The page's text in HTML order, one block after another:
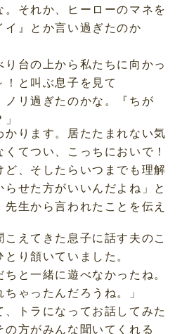
。それか、ヒーローのマネを
イ』とか言い過ぎたのか
台の上から私たちに向かっ
と叫ぶ息子を見て
ノリ過ぎたのかな。『ちが
ります。居たたまれない気
てつい、こっちにおいで！
ど、そしたらいつまでも理解
せた方がいいんだよね」と
生から言われたことを伝え
えてきた息子に話す夫のこ
り頷いていました。
ちと一緒に遊べなかったね。
ゃったんだろうね。」
、トラになってお話してみた
方がみんな聞いてくれる